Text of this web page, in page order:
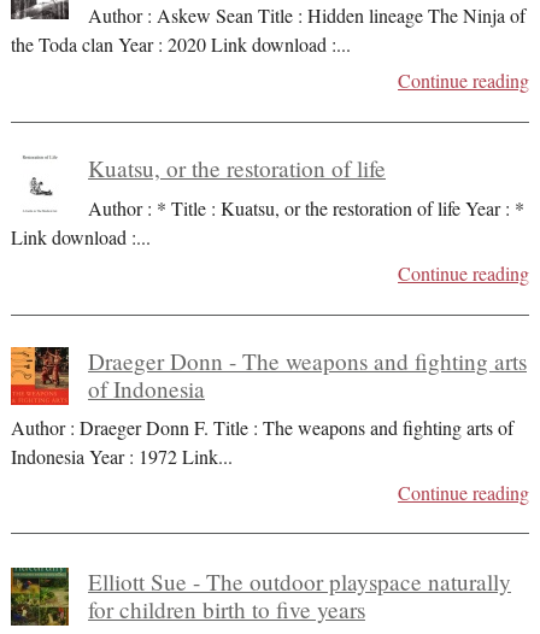
Author : Askew Sean Title : Hidden lineage The Ninja of
the Toda clan Year : 2020 Link download :...
Continue reading
Kuatsu, or the restoration of life
Author : * Title : Kuatsu, or the restoration of life Year : *
Link download :...
Continue reading
Draeger Donn - The weapons and fighting arts
of Indonesia
Author : Draeger Donn F. Title : The weapons and fighting arts of
Indonesia Year : 1972 Link...
Continue reading
Elliott Sue - The outdoor playspace naturally
for children birth to five years